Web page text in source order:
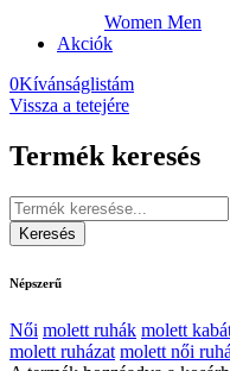
Women Men
Akciók
0Kívánságlistám
Vissza a tetejére
Termék keresés
Népszerű
Női molett ruhák molett
molett ruházat molett női